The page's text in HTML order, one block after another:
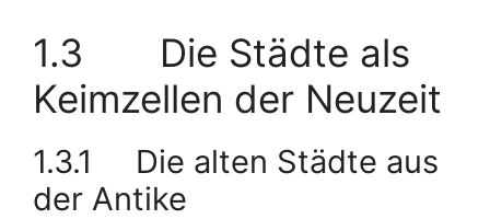
1.3 Die Städte als
Keimzellen der Neuzeit
1.3.1 Die alten Städte aus
der Antike